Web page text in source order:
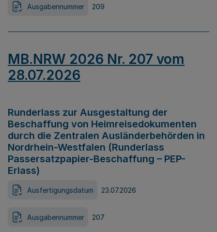
Ausgabennummer 209
MB.NRW 2026 Nr. 207 vom
28.07.2026
Runderlass zur Ausgestaltung der
Beschaffung von Heimreisedokumenten
durch die Zentralen Ausländerbehörden in
Nordrhein-Westfalen (Runderlass
Passersatzpapier-Beschaffung – PEP-
Erlass)
Ausfertigungsdatum 23.07.2026
Ausgabennummer 207